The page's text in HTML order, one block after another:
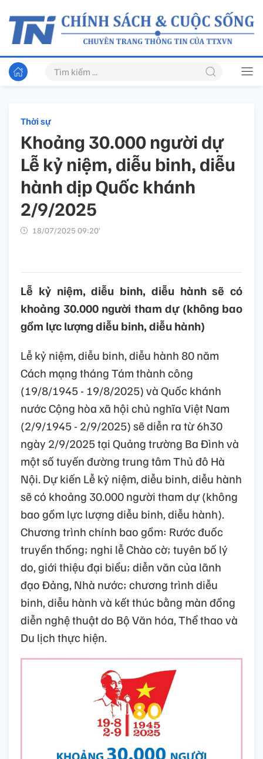
Thời sự
Khoảng 30.000 người dự
Lễ kỷ niệm, diễu binh, diễu
hành dịp Quốc khánh
2/9/2025
18/07/2025 09:20’
Lễ kỷ niệm, diễu binh, diễu hành sẽ có
khoảng 30.000 người tham dự (không bao
gồm lực lượng diễu binh, diễu hành)
Lễ kỷ niệm, diễu binh, diễu hành 80 năm
Cách mạng tháng Tám thành công
(19/8/1945 - 19/8/2025) và Quốc khánh
nước Cộng hòa xã hội chủ nghĩa Việt Nam
(2/9/1945 - 2/9/2025) sẽ diễn ra từ 6h30
ngày 2/9/2025 tại Quảng trường Ba Đình và
một số tuyến đường trung tâm Thủ đô Hà
Nội. Dự kiến Lễ kỷ niệm, diễu binh, diễu hành
sẽ có khoảng 30.000 người tham dự (không
bao gồm lực lượng diễu binh, diễu hành).
Chương trình chính bao gồm: Rước đuốc
truyền thống; nghi lễ Chào cờ; tuyên bố lý
do, giới thiệu đại biểu; diễn văn của lãnh
đạo Đảng, Nhà nước; chương trình diễu
binh, diễu hành và kết thúc bằng màn đồng
diễn nghệ thuật do Bộ Văn hóa, Thể thao và
Du lịch thực hiện.